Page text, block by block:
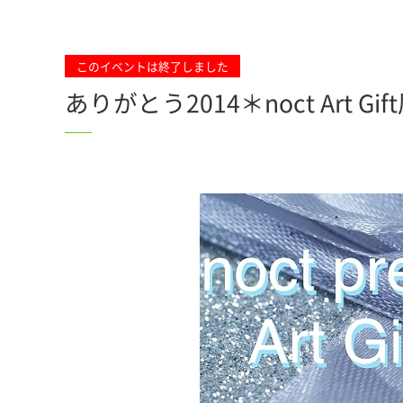
このイベントは終了しました
ありがとう2014＊noct Art